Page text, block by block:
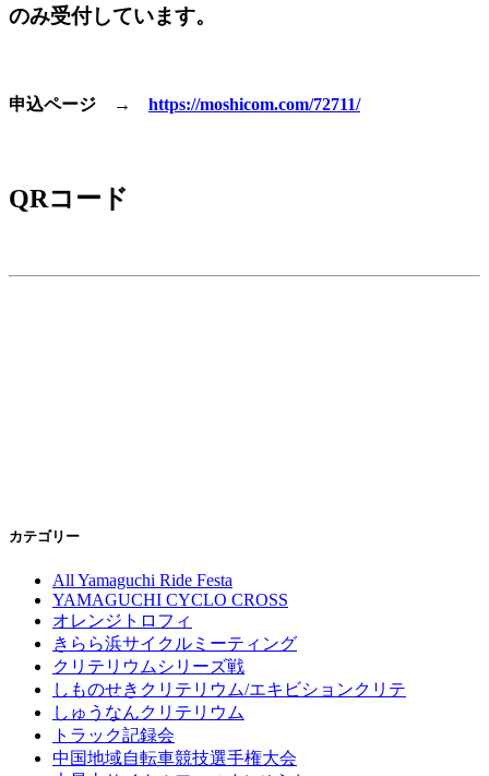
のみ受付しています。
申込ページ → https://moshicom.com/72711/
QRコード
カテゴリー
All Yamaguchi Ride Festa
YAMAGUCHI CYCLO CROSS
オレンジトロフィ
きらら浜サイクルミーティング
クリテリウムシリーズ戦
しものせきクリテリウム/エキビションクリテ
しゅうなんクリテリウム
トラック記録会
中国地域自転車競技選手権大会